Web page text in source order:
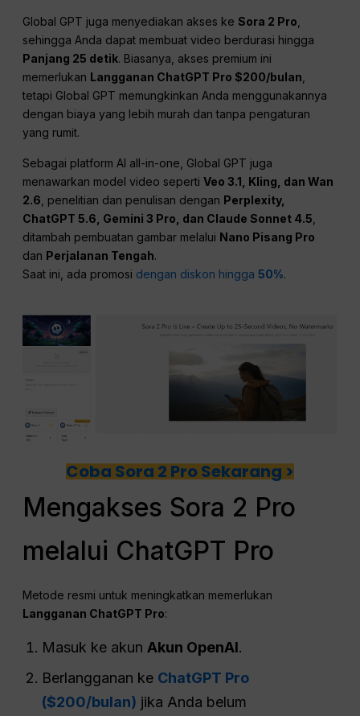
Global GPT juga menyediakan akses keSora 2 Pro,
sehingga Anda dapat membuat video berdurasi hingga
Panjang 25 detik. Biasanya, akses premium ini
memerlukan Langganan ChatGPT Pro $200/bulan,
tetapi Global GPT memungkinkan Anda menggunakannya
dengan biaya yang lebih murah dan tanpa pengaturan
yang rumit.
Sebagai platform AI all-in-one, Global GPT juga
menawarkan model video sepertiVeo 3.1, Kling, dan Wan
2.6 , penelitian dan penulisan dengan Perplexity,
ChatGPT 5.6, Gemini 3 Pro, dan Claude Sonnet 4.5
ditambah pembuatan gambar melalui Nano Pisang Pro
dan Perjalanan Tengah.
Saat ini, ada promosi dengan diskon hingga50%.
Coba Sora 2 Pro Sekarang >
Mengakses Sora 2 Pro
melalui ChatGPT Pro
Metode resmi untuk meningkatkan memerlukan
Langganan ChatGPT Pro:
Masuk ke akunAkun OpenAI.
Berlangganan ke ChatGPT Pro
($200/bulan) jika Anda belum